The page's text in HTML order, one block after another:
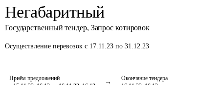
Негабаритный
Государственный тендер, Запрос котировок
Осуществление перевозок с 17.11.23 по 31.12.23
Приём предложений
Окончание тендера